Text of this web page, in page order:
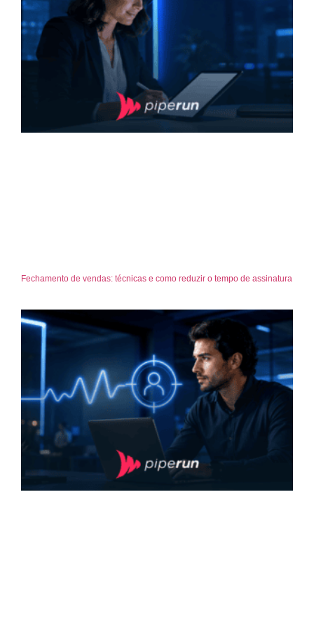
Fechamento de vendas: técnicas e como reduzir o tempo de assinatura